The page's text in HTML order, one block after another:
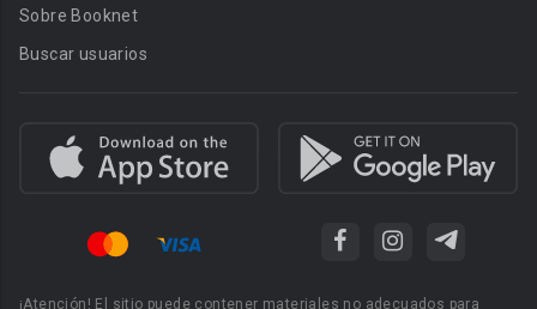
Sobre Booknet
Buscar usuarios
¡Atención! El sitio puede contener materiales no adecuados para